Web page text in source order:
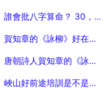
2025-07-29 誰會批八字算命？ 30，誰會批八字算命？
2025-07-29 賀知章的《詠柳》好在哪裡 短一點
2025-07-29 唐朝詩人賀知章的《詠柳》在幾年級課文中
2025-07-29 峽山好前途培訓是不是正規機構